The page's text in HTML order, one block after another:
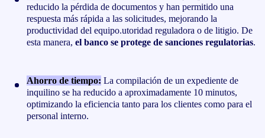
reducido la pérdida de documentos y han permitido una
respuesta más rápida a las solicitudes, mejorando la
productividad del equipo.utoridad reguladora o de litigio. De
esta manera, el banco se protege de sanciones regulatorias.
Ahorro de tiempo: La compilación de un expediente de
inquilino se ha reducido a aproximadamente 10 minutos,
optimizando la eficiencia tanto para los clientes como para el
personal interno.